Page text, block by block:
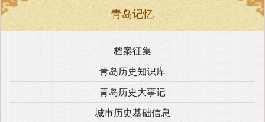
青岛记忆
档案征集
青岛历史知识库
青岛历史大事记
城市历史基础信息